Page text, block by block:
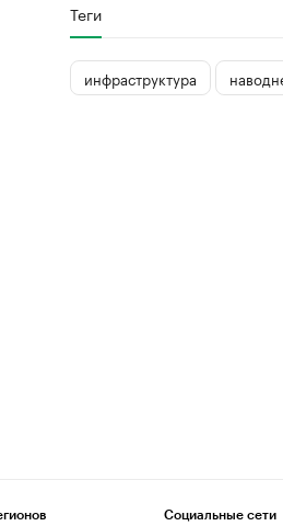
Теги
инфраструктура
Социальные сети